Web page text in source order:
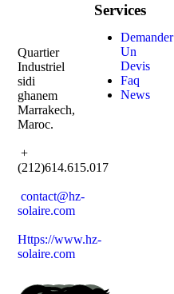
Quartier
Industriel
sidi
ghanem
Marrakech,
Maroc.
+
(212)614.615.017
contact@hz-
solaire.com
Https://www.hz-
solaire.com
Services
Demander
Un
Devis
Faq
News